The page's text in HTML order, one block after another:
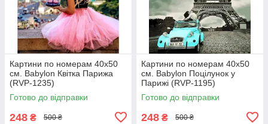
Картини по номерам 40х50
см. Babylon Квітка Парижа
(RVP-1235)
Готово до відправки
248 ₴ 500 ₴
Картини по номерам 40х50
см. Babylon Поцілунок у
Парижі (RVP-1195)
Готово до відправки
248 ₴ 500 ₴